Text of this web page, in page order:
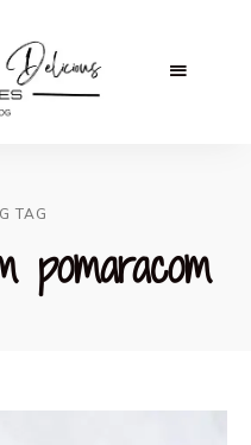
TAG
pomaracom